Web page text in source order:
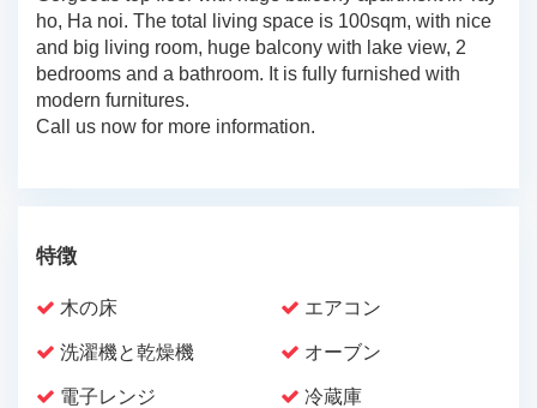
ho, Ha noi. The total living space is 100sqm, with nice
and big living room, huge balcony with lake view, 2
bedrooms and a bathroom. It is fully furnished with
modern furnitures.
Call us now for more information.
特徴
木の床 エアコン
洗濯機と乾燥機 オーブン
電子レンジ 冷蔵庫